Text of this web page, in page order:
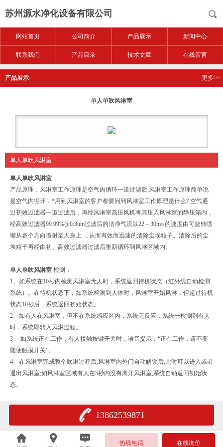
苏州源水净化设备有限公司
网站首页 公司简介 产品展示 新闻中心
联系我们 产品目录 技术文章 在线留言
产品展示 更多>>
单人单吹风淋室
单人单吹风淋室
单人单吹风淋室
产品原理：风淋室工作原理是空气内循环一道过滤后,风淋室工作原理简单说
是空气内循环，*用到风淋室的客户都要问到风淋室工作原理是什么? 空气通
过初效过滤器一道过滤后，再经风淋室高压风机将其压入风淋室的静压箱内，
经高效过滤器99.99%@0.3um过滤后的洁净气流以22－30m/s的速度由可旋转喷
嘴从各个方向喷射至人身上 ，从而有效而迅速的清除尘埃粒子。清除后的尘
埃粒子再经由初、高效过滤器过滤后重新循环到风淋区域内。
单人单吹风淋室 检测：
1、如系统在10秒内检测风淋室无人时，系统返回待机状态（红外线自动检测
系统）。在待机状态下，如系统检测到人体时，风淋室开始风淋，但超过待机
状态10秒后，系统返回初始状态。
2、如有人在风淋室，但不在系统感应区内，系统无反应，系统一检测到有人
时，系统即转入风淋过程。
3、 如系统正在工作，有人接触按键开关时，语音提示：“正在工作，请不要
随便触摸开关”。
4、在风淋室完成整个吹淋过程后,风淋室内外门自动解锁后,此时可以进入或者
退出风淋室;如风淋室区域有人在5秒内没有离开风淋室,系统自动返回初始状
态。
13862539871
热线电话 在线询价